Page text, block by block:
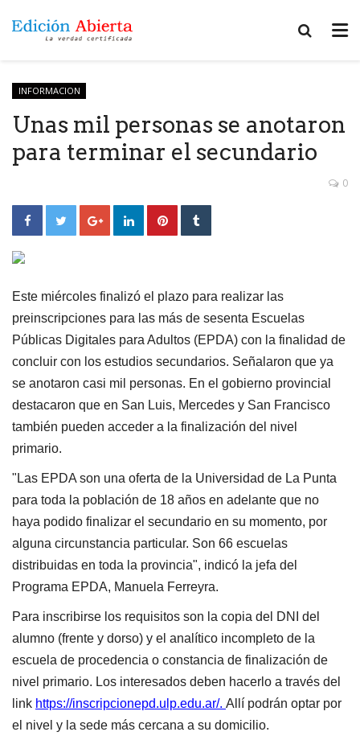
INFORMACION
Unas mil personas se anotaron
para terminar el secundario
0
Este miércoles finalizó el plazo para realizar las
preinscripciones para las más de sesenta Escuelas
Públicas Digitales para Adultos (EPDA) con la finalidad de
concluir con los estudios secundarios. Señalaron que ya
se anotaron casi mil personas. En el gobierno provincial
destacaron que en San Luis, Mercedes y San Francisco
también pueden acceder a la finalización del nivel
primario.
"Las EPDA son una oferta de la Universidad de La Punta
para toda la población de 18 años en adelante que no
haya podido finalizar el secundario en su momento, por
alguna circunstancia particular. Son 66 escuelas
distribuidas en toda la provincia", indicó la jefa del
Programa EPDA, Manuela Ferreyra.
Para inscribirse los requisitos son la copia del DNI del
alumno (frente y dorso) y el analítico incompleto de la
escuela de procedencia o constancia de finalización de
nivel primario. Los interesados deben hacerlo a través del
link https://inscripcionepd.ulp.edu.ar/. Allí podrán optar por
el nivel y la sede más cercana a su domicilio.